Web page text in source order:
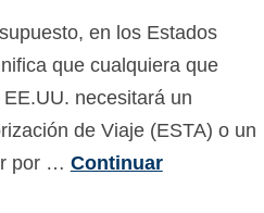
en los Estados
que cualquiera que
necesitará un
de Viaje (ESTA) o un
por … Continuar